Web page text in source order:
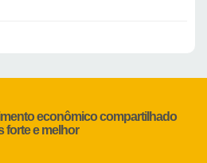
econômico compartilhado
forte e melhor